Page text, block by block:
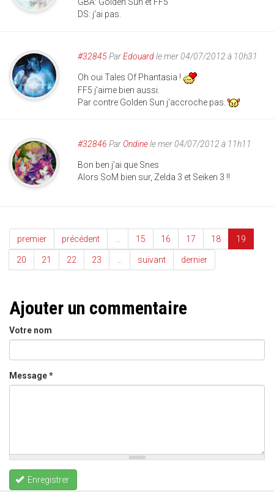
GBA: Golden Sun et FF5
DS: j'ai pas.
#32845ParEdouardle mer 04/07/2012 à 10h31
Oh oui Tales Of Phantasia !
FF5 j'aime bien aussi.
Par contre Golden Sun j'accroche pas.
#32846 ParOndinele mer 04/07/2012 à 11h11
Bon ben j'ai que Snes
Alors SoM bien sur, Zelda 3 et Seiken 3 !!
premier précédent … 15 16 17 18 19
20 21 22 23 … suivant dernier
Ajouter un commentaire
Votre nom
Message*
Enregistrer